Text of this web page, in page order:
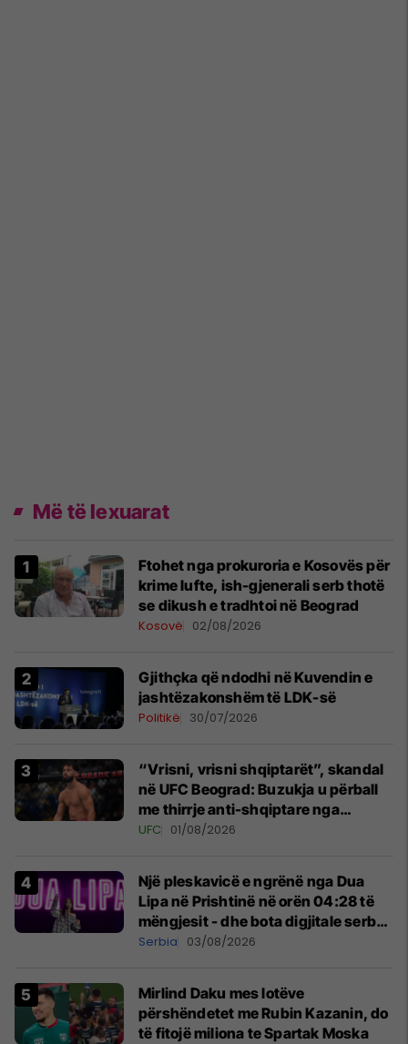
Më të lexuarat
Ftohet nga prokuroria e Kosovës për
krime lufte, ish-gjenerali serb thotë
se dikush e tradhtoi në Beograd
Kosovë 02/08/2026
Gjithçka që ndodhi në Kuvendin e
jashtëzakonshëm të LDK-së
Politikë 30/07/2026
“Vrisni, vrisni shqiptarët”, skandal
në UFC Beograd: Buzukja u përball
me thirrje anti-shqiptare nga
tribunat
UFC 01/08/2026
Një pleskavicë e ngrënë nga Dua
Lipa në Prishtinë në orën 04:28 të
mëngjesit - dhe bota digjitale serbe
shpall gjendjen e luftës
Serbia 03/08/2026
Mirlind Daku mes lotëve
përshëndetet me Rubin Kazanin, do
të fitojë miliona te Spartak Moska